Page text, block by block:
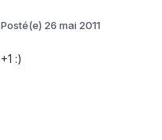
Posté(e) 26 mai 2011
+1 :)